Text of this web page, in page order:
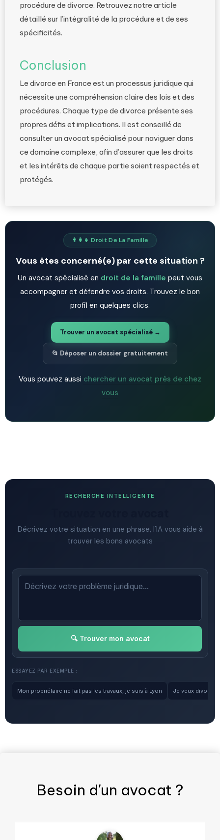
procédure de divorce. Retrouvez notre article
détaillé sur l’intégralité de la procédure et de ses
spécificités.
Conclusion
Le divorce en France est un processus juridique qui
nécessite une compréhension claire des lois et des
procédures. Chaque type de divorce présente ses
propres défis et implications. Il est conseillé de
consulter un avocat spécialisé pour naviguer dans
ce domaine complexe, afin d’assurer que les droits
et les intérêts de chaque partie soient respectés et
protégés.
👨‍👩‍👧 Droit De La Famille
Vous êtes concerné(e) par cette situation ?
Un avocat spécialisé en droit de la famille peut vous
accompagner et défendre vos droits. Trouvez le bon
profil en quelques clics.
Trouver un avocat spécialisé →
📂 Déposer un dossier gratuitement
Vous pouvez aussi chercher un avocat près de chez
vous
RECHERCHE INTELLIGENTE
Décrivez votre situation en une phrase, l'IA vous aide à
trouver les bons avocats
🔍 Trouver mon avocat
ESSAYEZ PAR EXEMPLE :
Mon propriétaire ne fait pas les travaux, je suis à Lyon Je veux
Besoin d'un avocat ?